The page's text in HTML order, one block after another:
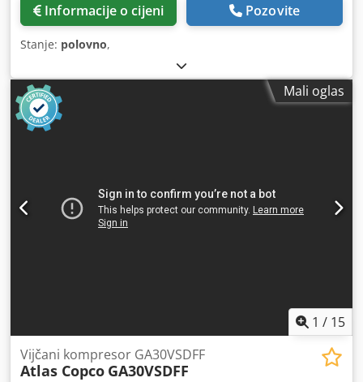
Informacije o cijeni Pozovite
Stanje: polovno,
Mali oglas
1 / 15
Vijčani kompresor GA30VSDFF
Atlas Copco GA30VSDFF